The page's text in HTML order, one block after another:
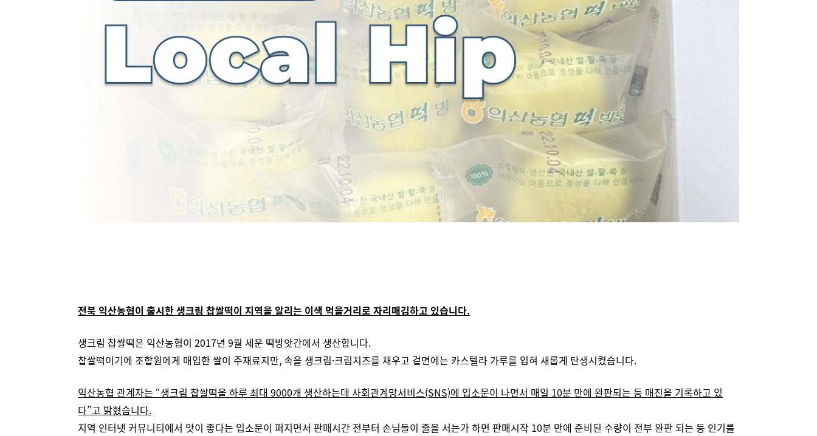
전북 익산농협이 출시한 생크림 찹쌀떡이 지역을 알리는 이색 먹을거리로 자리매김하고 있습니다.
생크림 찹쌀떡은 익산농협이 2017년 9월 세운 떡방앗간에서 생산합니다.
찹쌀떡이기에 조합원에게 매입한 쌀이 주재료지만, 속을 생크림·크림치즈를 채우고 겉면에는 카스텔라 가루를 입혀 새롭게 탄생시켰습니다.
익산농협 관계자는 “생크림 찹쌀떡을 하루 최대 9000개 생산하는데 사회관계망서비스(SNS)에 입소문이 나면서 매일 10분 만에 완판되는 등 매진을 기록하고 있
다”고 밝혔습니다.
지역 인터넷 커뮤니티에서 맛이 좋다는 입소문이 퍼지면서 판매시간 전부터 손님들이 줄을 서는가 하면 판매시작 10분 만에 준비된 수량이 전부 완판 되는 등 인기를